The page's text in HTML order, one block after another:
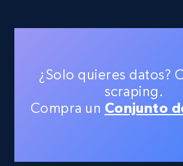
¿Solo quieres datos?
scraping.
Compra un Conjunto